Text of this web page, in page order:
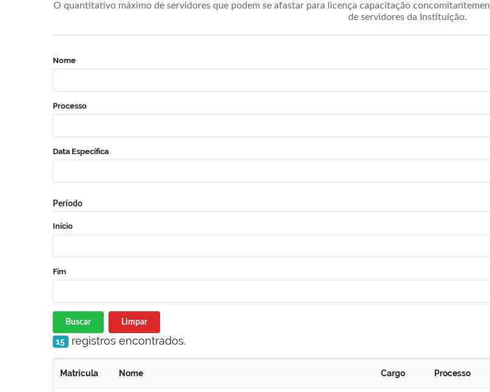
O quantitativo máximo de servidores que podem se afastar para licença capacitação
de servidores da Instituição.
Nome
Processo
Data Específica
Período
Início
Fim
Buscar Limpar
15 registros encontrados.
Matrícula Nome Cargo Processo